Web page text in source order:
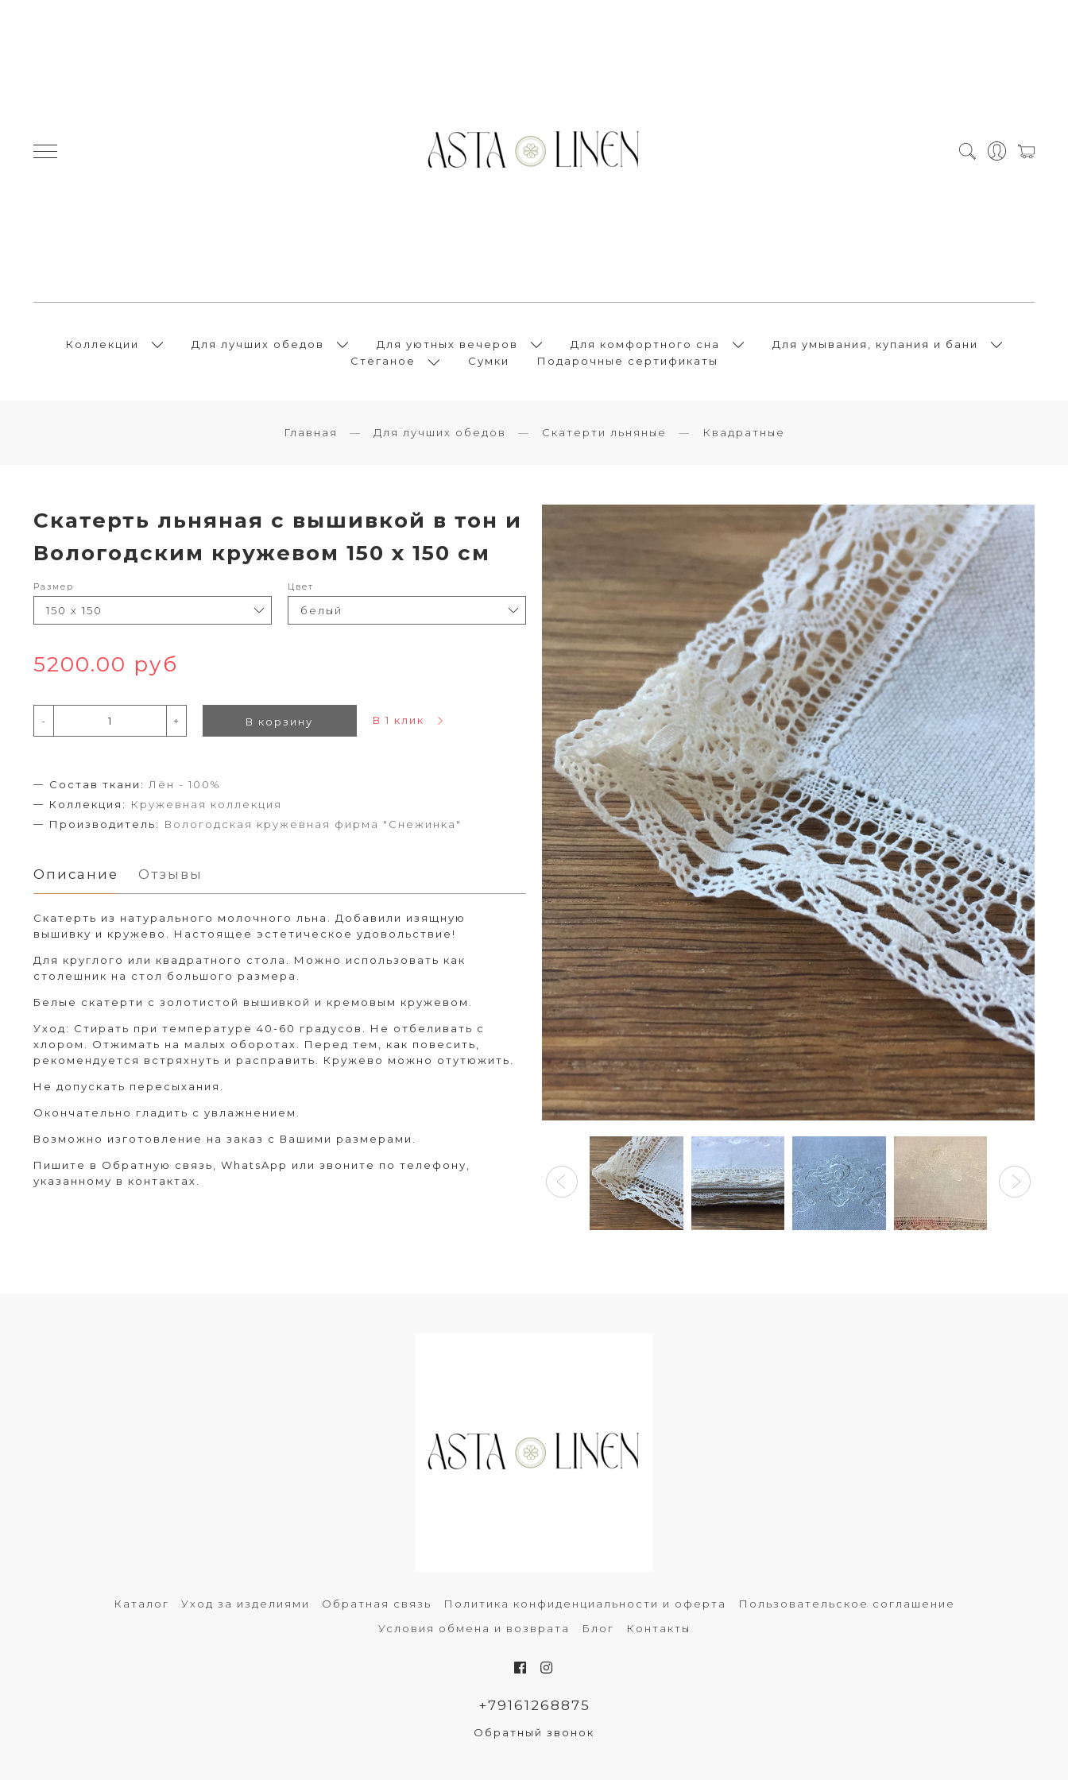
Коллекции Для лучших обедов Для уютных вечеров Для комфортного сна
Для умывания, купания и бани
Стёганое
Сумки Подарочные сертификаты
Главная Для лучших обедов Скатерти льняные Квадратные
Скатерть льняная с вышивкой в тон и
Вологодским кружевом 150 х 150 см
Размер Цвет
5200.00 руб
- + В корзину В 1 клик
Состав ткани: Лён - 100%
Коллекция:
Кружевная коллекция
Производитель:
Вологодская кружевная фирма "Снежинка"
Описание Отзывы
Скатерть из натурального молочного льна. Добавили изящную
вышивку и кружево. Настоящее эстетическое удовольствие!
Для круглого или квадратного стола. Можно использовать как
столешник на стол большого размера.
Белые скатерти с золотистой вышивкой и кремовым кружевом.
Уход: Стирать при температуре 40-60 градусов. Не отбеливать с
хлором. Отжимать на малых оборотах. Перед тем, как повесить,
рекомендуется встряхнуть и расправить. Кружево можно отутюжить.
Не допускать пересыхания.
Окончательно гладить с увлажнением.
Возможно изготовление на заказ с Вашими размерами.
Пишите в Обратную связь, WhatsApp или звоните по телефону,
указанному в контактах.
Каталог Уход за изделиями Обратная связь Политика конфиденциальности и оферта
Пользовательское соглашение
Условия обмена и возврата
Блог Контакты
+79161268875
Обратный звонок